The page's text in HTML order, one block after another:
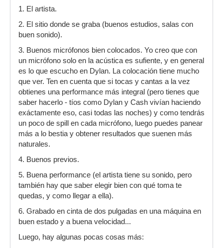
1. El artista.
2. El sitio donde se graba (buenos estudios, salas con
buen sonido).
3. Buenos micrófonos bien colocados. Yo creo que con
un micrófono solo en la acústica es sufiente, y en general
es lo que escucho en Dylan. La colocación tiene mucho
que ver. Ten en cuenta que si tocas y cantas a la vez
obtienes una performance más integral (pero tienes que
saber hacerlo - tíos como Dylan y Cash vivían haciendo
exáctamente eso, casi todas las noches) y como tendrás
un poco de spill en cada micrófono, luego puedes panear
más a lo bestia y obtener resultados que suenen más
naturales.
4. Buenos previos.
5. Buena performance (el artista tiene su sonido, pero
también hay que saber elegir bien con qué toma te
quedas, y como llegar a ella).
6. Grabado en cinta de dos pulgadas en una máquina en
buen estado y a buena velocidad...
Luego, hay algunas pocas cosas más: